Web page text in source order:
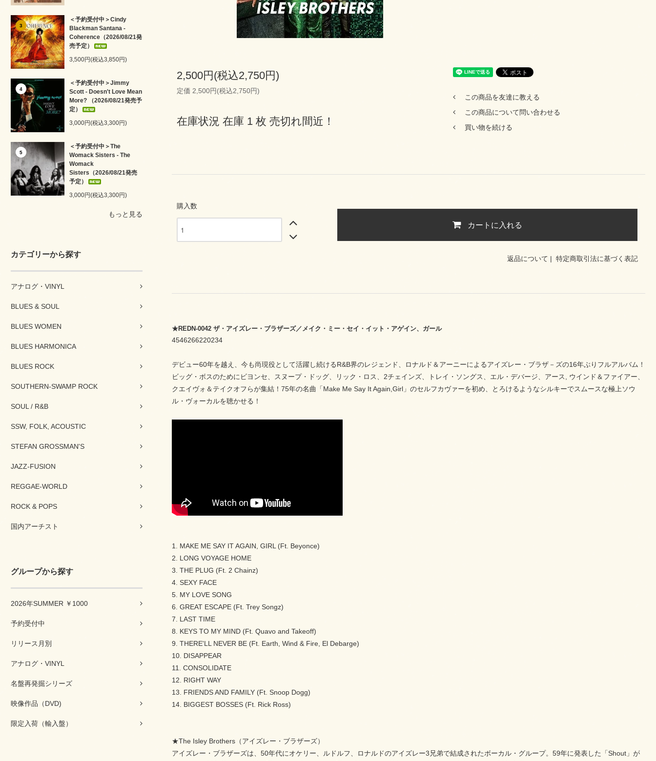
3
＜予約受付中＞Cindy
Blackman Santana -
Coherence（2026/08/21発
売予定）
3,500円(税込3,850円)
4
＜予約受付中＞Jimmy
Scott - Doesn't Love Mean
More? （2026/08/21発売予
定）
3,000円(税込3,300円)
5
＜予約受付中＞The
Womack Sisters - The
Womack
Sisters（2026/08/21発売
予定）
3,000円(税込3,300円)
もっと見る
カテゴリーから探す
アナログ・VINYL
BLUES & SOUL
BLUES WOMEN
BLUES HARMONICA
BLUES ROCK
SOUTHERN-SWAMP ROCK
SOUL / R&B
SSW, FOLK, ACOUSTIC
STEFAN GROSSMAN'S
JAZZ-FUSION
REGGAE-WORLD
ROCK & POPS
国内アーチスト
グループから探す
2026年SUMMER ￥1000
予約受付中
リリース月別
アナログ・VINYL
名盤再発掘シリーズ
映像作品（DVD)
限定入荷（輸入盤）
2,500円(税込2,750円)
定価 2,500円(税込2,750円)
在庫状況 在庫 1 枚 売切れ間近！
この商品を友達に教える
この商品について問い合わせる
買い物を続ける
購入数
カートに入れる
返品について | 特定商取引法に基づく表記
★REDN-0042 ザ・アイズレー・ブラザーズ／メイク・ミー・セイ・イット・アゲイン、ガール
4546266220234
デビュー60年を越え、今も尚現役として活躍し続けるR&B界のレジェンド、ロナルド＆アーニーによるアイズレー・ブラザ－ズの16年ぶりフルアルバム！
ビッグ・ボスのためにビヨンセ、スヌープ・ドッグ、リック・ロス、2チェインズ、トレイ・ソングス、エル・デバージ、アース, ウインド＆ファイアー、
クエイヴォ＆テイクオフらが集結！75年の名曲「Make Me Say It Again,Girl」のセルフカヴァーを初め、とろけるようなシルキーでスムースな極上ソウ
ル・ヴォーカルを聴かせる！
1. MAKE ME SAY IT AGAIN, GIRL (Ft. Beyonce)
2. LONG VOYAGE HOME
3. THE PLUG (Ft. 2 Chainz)
4. SEXY FACE
5. MY LOVE SONG
6. GREAT ESCAPE (Ft. Trey Songz)
7. LAST TIME
8. KEYS TO MY MIND (Ft. Quavo and Takeoff)
9. THERE'LL NEVER BE (Ft. Earth, Wind & Fire, El Debarge)
10. DISAPPEAR
11. CONSOLIDATE
12. RIGHT WAY
13. FRIENDS AND FAMILY (Ft. Snoop Dogg)
14. BIGGEST BOSSES (Ft. Rick Ross)
★The Isley Brothers（アイズレー・ブラザーズ）
アイズレー・ブラザーズは、50年代にオケリー、ルドルフ、ロナルドのアイズレー3兄弟で結成されたボーカル・グループ。59年に発表した「Shout」が